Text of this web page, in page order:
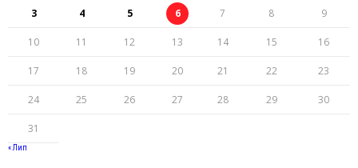
3 4 5 6 7 8 9
10 11 12 13 14 15 16
17 18 19 20 21 22 23
24 25 26 27 28 29 30
31
« Лип